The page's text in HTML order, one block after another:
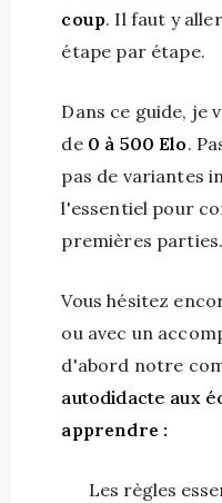
coup. Il faut y
étape par étape.
Dans ce guide, je
de 0 à 500 Elo.
pas de variantes
l'essentiel pour
premières parties.
Vous hésitez
ou avec un
d'abord notre
autodidacte aux
apprendre :
Les règles